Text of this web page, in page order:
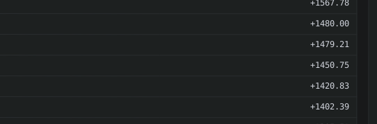
+1567.78
+1480.00
+1479.21
+1450.75
+1420.83
+1402.39